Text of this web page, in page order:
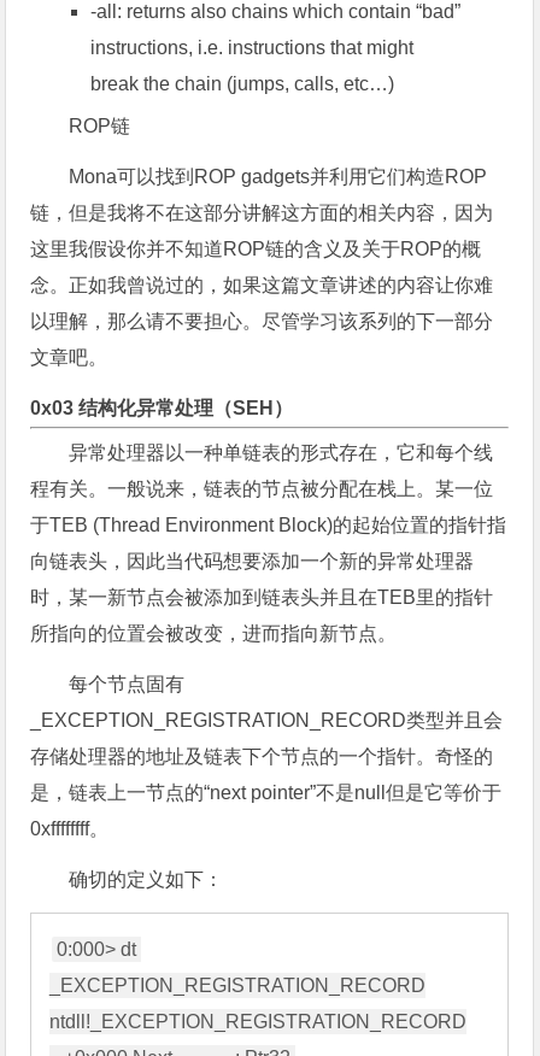
-all: returns also chains which contain “bad”
instructions, i.e. instructions that might
break the chain (jumps, calls, etc…)
ROP链
Mona可以找到ROP gadgets并利用它们构造ROP
链，但是我将不在这部分讲解这方面的相关内容，因为
这里我假设你并不知道ROP链的含义及关于ROP的概
念。正如我曾说过的，如果这篇文章讲述的内容让你难
以理解，那么请不要担心。尽管学习该系列的下一部分
文章吧。
0x03 结构化异常处理（SEH）
异常处理器以一种单链表的形式存在，它和每个线
程有关。一般说来，链表的节点被分配在栈上。某一位
于TEB (Thread Environment Block)的起始位置的指针指
向链表头，因此当代码想要添加一个新的异常处理器
时，某一新节点会被添加到链表头并且在TEB里的指针
所指向的位置会被改变，进而指向新节点。
每个节点固有
_EXCEPTION_REGISTRATION_RECORD类型并且会
存储处理器的地址及链表下个节点的一个指针。奇怪的
是，链表上一节点的“next pointer”不是null但是它等价于
0xffffffff。
确切的定义如下：
0:000> dt
_EXCEPTION_REGISTRATION_RECORD
ntdll!_EXCEPTION_REGISTRATION_RECORD